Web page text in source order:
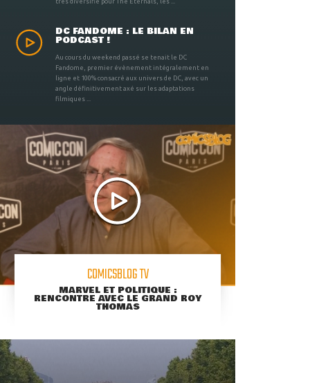
DC FANDOME : LE BILAN EN
PODCAST !
Au cours du weekend passé se tenait le DC
Fandome, premier évènement intégralement en
ligne et 100% consacré aux univers de DC, avec un
angle définitivement axé sur les adaptations
filmiques ...
COMICSBLOG TV
MARVEL ET POLITIQUE :
RENCONTRE AVEC LE GRAND ROY
THOMAS